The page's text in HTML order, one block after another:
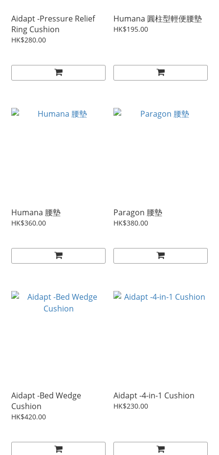
Aidapt -Pressure Relief
Ring Cushion
HK$280.00
Humana 圓柱型輕便腰墊
HK$195.00
Humana 腰墊
HK$360.00
Paragon 腰墊
HK$380.00
Aidapt -Bed Wedge
Cushion
HK$420.00
Aidapt -4-in-1 Cushion
HK$230.00